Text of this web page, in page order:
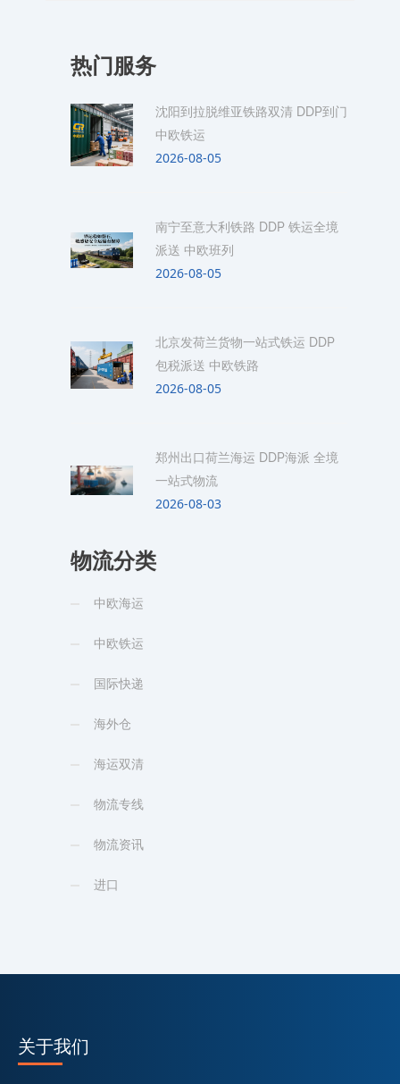
热门服务
沈阳到拉脱维亚铁路双清 DDP到门
中欧铁运
2026-08-05
南宁至意大利铁路 DDP 铁运全境
派送 中欧班列
2026-08-05
北京发荷兰货物一站式铁运 DDP
包税派送 中欧铁路
2026-08-05
郑州出口荷兰海运 DDP海派 全境
一站式物流
2026-08-03
物流分类
中欧海运
中欧铁运
国际快递
海外仓
海运双清
物流专线
物流资讯
进口
关于我们